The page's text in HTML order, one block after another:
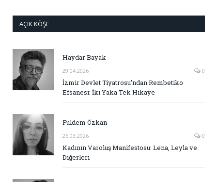
AÇIK KÖŞE
Haydar Bayak
29.04.2026 0
İzmir Devlet Tiyatrosu’ndan Rembetiko
Efsanesi: İki Yaka Tek Hikaye
Fuldem Özkan
26.03.2026 0
Kadının Varoluş Manifestosu: Lena, Leyla ve
Diğerleri